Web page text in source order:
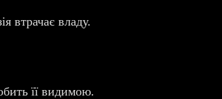
втрачає владу.
її видимою.